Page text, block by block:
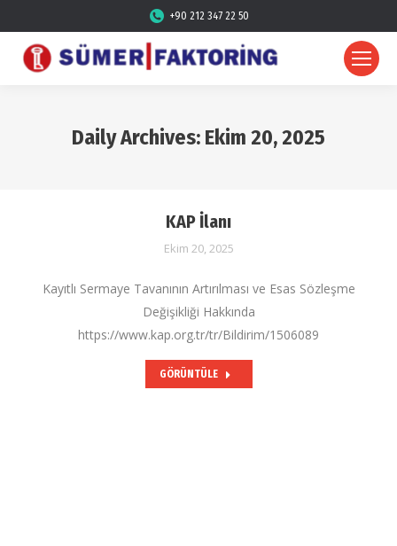
+90 212 347 22 50
Daily Archives: Ekim 20, 2025
KAP İlanı
Ekim 20, 2025
Kayıtlı Sermaye Tavanının Artırılması ve Esas Sözleşme
Değişikliği Hakkında
https://www.kap.org.tr/tr/Bildirim/1506089
GÖRÜNTÜLE